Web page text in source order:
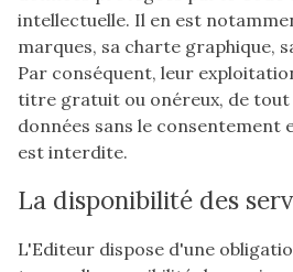
intellectuelle. Il en est
marques, sa charte graphique,
Par conséquent, leur
titre gratuit ou onéreux, de tout
données sans le consentement
est interdite.
La disponibilité des
L'Editeur dispose d'une